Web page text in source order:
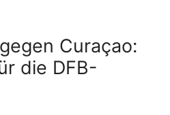
Curaçao:
die DFB-